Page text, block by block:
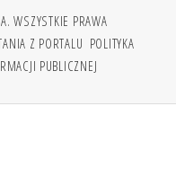
WSZYSTKIE PRAWA
Z PORTALU POLITYKA
PUBLICZNEJ